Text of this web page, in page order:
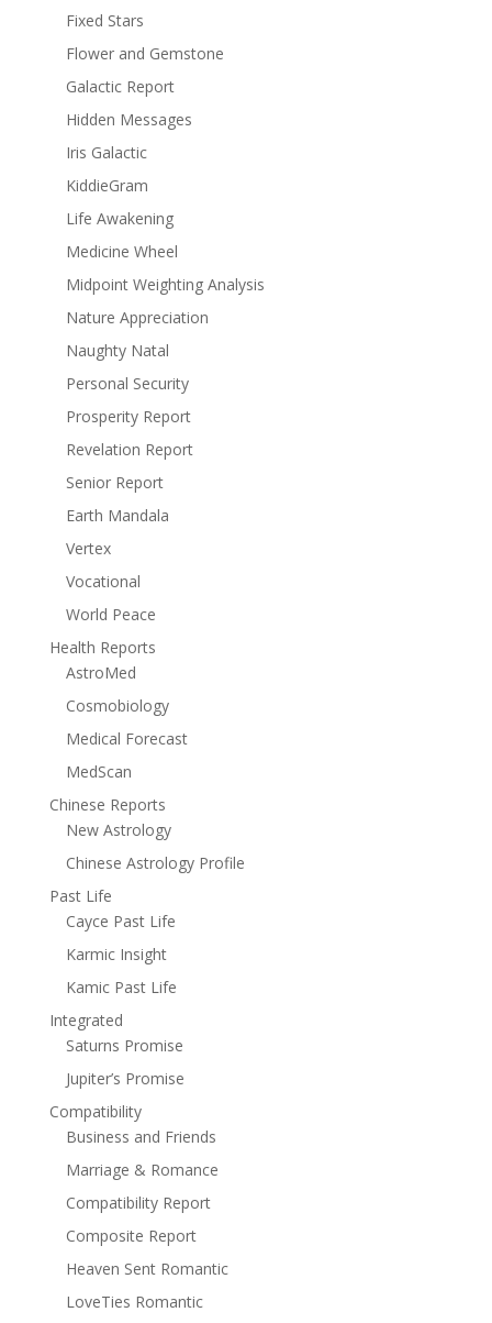
Fixed Stars
Flower and Gemstone
Galactic Report
Hidden Messages
Iris Galactic
KiddieGram
Life Awakening
Medicine Wheel
Midpoint Weighting Analysis
Nature Appreciation
Naughty Natal
Personal Security
Prosperity Report
Revelation Report
Senior Report
Earth Mandala
Vertex
Vocational
World Peace
Health Reports
AstroMed
Cosmobiology
Medical Forecast
MedScan
Chinese Reports
New Astrology
Chinese Astrology Profile
Past Life
Cayce Past Life
Karmic Insight
Kamic Past Life
Integrated
Saturns Promise
Jupiter’s Promise
Compatibility
Business and Friends
Marriage & Romance
Compatibility Report
Composite Report
Heaven Sent Romantic
LoveTies Romantic